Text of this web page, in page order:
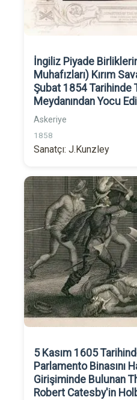
İngiliz Piyade
Muhafızları) Kırım
Şubat 1854 Tarihinde
Meydanından Yocu
Askeriye
1858
Sanatçı: J.Kunzley
5 Kasım 1605
Parlamento Binasını
Girişiminde Bulunan
Robert Catesby'in